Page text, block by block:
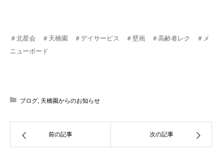
＃北星会 ＃天橋園 ＃デイサービス ＃壁画 ＃高齢者レク ＃メ
ニューボード
ブログ, 天橋園からのお知らせ
前の記事 次の記事